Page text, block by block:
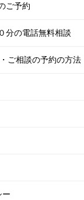
ご予約
分の電話無料相談
ご相談の予約の方法
ー